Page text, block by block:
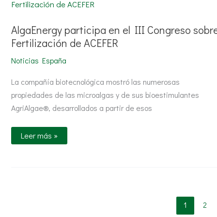
AlgaEnergy participa en el III Congreso
Fertilización de ACEFER
Noticias España
La compañía biotecnológica mostró las numerosas
propiedades de las microalgas y de sus bioestimulantes
AgriAlgae®, desarrollados a partir de esos
en
Congreso
sobre
Fertilización
de
ACEFER
Leer más »
1 2